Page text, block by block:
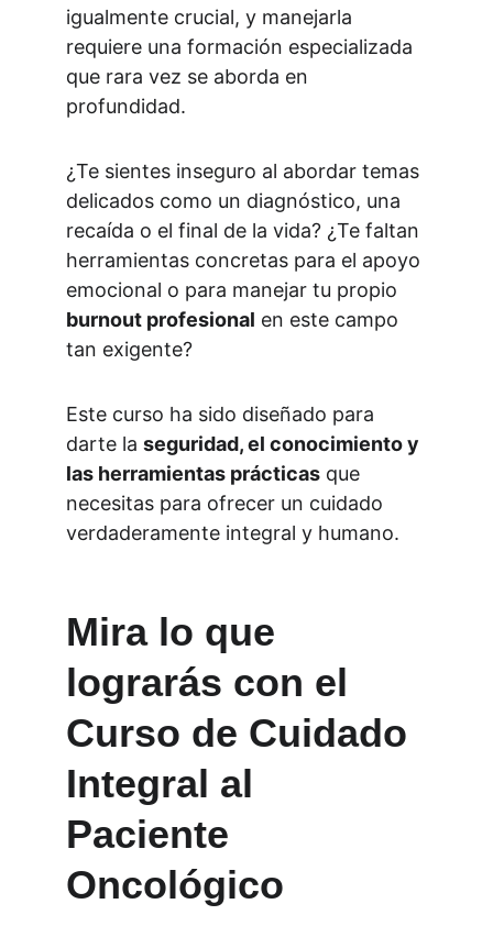
igualmente crucial, y manejarla
requiere una formación especializada
que rara vez se aborda en
profundidad.
¿Te sientes inseguro al abordar temas
delicados como un diagnóstico, una
recaída o el final de la vida? ¿Te faltan
herramientas concretas para el apoyo
emocional o para manejar tu propio
burnout profesional en este campo
tan exigente?
Este curso ha sido diseñado para
darte la seguridad, el conocimiento y
las herramientas prácticas que
necesitas para ofrecer un cuidado
verdaderamente integral y humano.
Mira lo que
lograrás con el
Curso de Cuidado
Integral al
Paciente
Oncológico